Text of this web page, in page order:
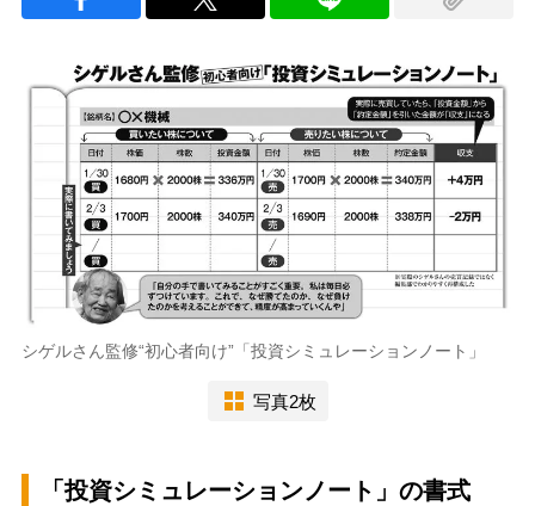
シゲルさん監修“初心者向け”「投資シミュレーションノート」
写真2枚
「投資シミュレーションノート」の書式